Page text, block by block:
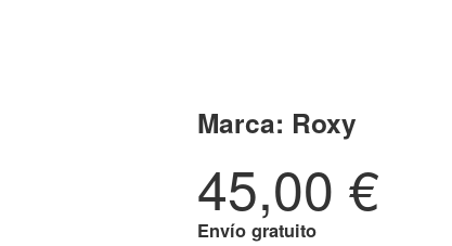
Marca: Roxy
45,00 €
Envío gratuito